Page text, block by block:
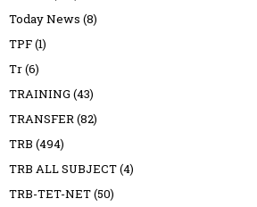
Today News (8)
TPF(1)
Tr(6)
TRAINING (43)
TRANSFER (82)
TRB (494)
TRB ALL SUBJECT(4)
TRB-TET-NET(50)